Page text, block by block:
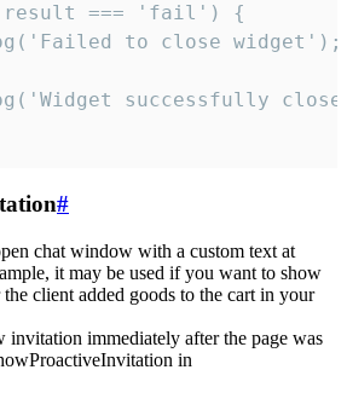
=== 'fail') {
to close widget');
successfully
#
chat window with a custom text at
it may be used if you want to show
client added goods to the cart in your
immediately after the page was
in